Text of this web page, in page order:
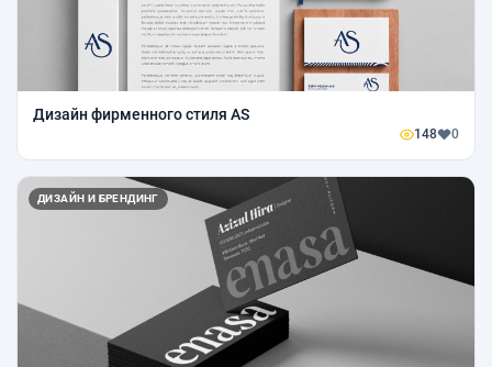
Дизайн фирменного стиля AS
148 0
ДИЗАЙН И БРЕНДИНГ